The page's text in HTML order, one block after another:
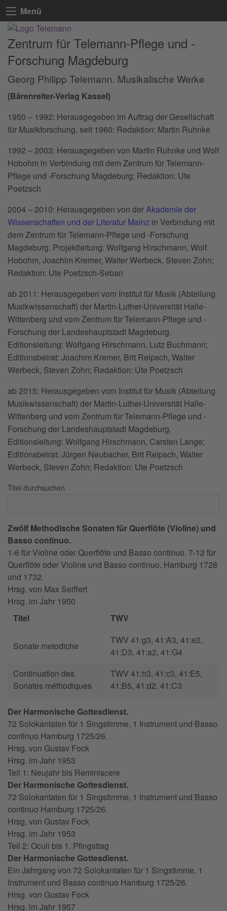
Menü
Zentrum für Telemann-Pflege und -
Forschung Magdeburg
Georg Philipp Telemann. Musikalische Werke
(Bärenreiter-Verlag Kassel)
1950 – 1992: Herausgegeben im Auftrag der Gesellschaft
für Musikforschung, seit 1960: Redaktion: Martin Ruhnke
1992 – 2003: Herausgegeben von Martin Ruhnke und Wolf
Hobohm in Verbindung mit dem Zentrum für Telemann-
Pflege und -Forschung Magdeburg; Redaktion: Ute
Poetzsch
2004 – 2010: Herausgegeben von derAkademie der
Wissenschaften und der Literatur Mainz in Verbindung mit
dem Zentrum für Telemann-Pflege und -Forschung
Magdeburg. Projektleitung: Wolfgang Hirschmann, Wolf
Hobohm, Joachim Kremer, Walter Werbeck, Steven Zohn;
Redaktion: Ute Poetzsch-Seban
ab 2011: Herausgegeben vom Institut für Musik (Abteilung
Musikwissenschaft) der Martin-Luther-Universität Halle-
Wittenberg und vom Zentrum für Telemann-Pflege und -
Forschung der Landeshauptstadt Magdeburg.
Editionsleitung: Wolfgang Hirschmann, Lutz Buchmann;
Editionsbeirat: Joachim Kremer, Brit Reipsch, Walter
Werbeck, Steven Zohn; Redaktion: Ute Poetzsch
ab 2015: Herausgegeben vom Institut für Musik (Abteilung
Musikwissenschaft) der Martin-Luther-Universität Halle-
Wittenberg und vom Zentrum für Telemann-Pflege und -
Forschung der Landeshauptstadt Magdeburg.
Editionsleitung: Wolfgang Hirschmann, Carsten Lange;
Editionsbeirat: Jürgen Neubacher, Brit Reipsch, Walter
Werbeck, Steven Zohn; Redaktion: Ute Poetzsch
Titel durchsuchen
Zwölf Methodische Sonaten für Querflöte (Violine) und
Basso continuo.
1-6 für Violine oder Querflöte und Basso continuo. 7-12 für
Querflöte oder Violine und Basso continuo. Hamburg 1728
und 1732.
Hrsg. von Max Seiffert
Hrsg. im Jahr 1950
Titel
TWV
Sonate metodiche
TWV 41:g3, 41:A3, 41:e2,
41:D3, 41:a2, 41:G4
Continuation des
Sonates méthodiques
TWV 41:h3, 41:c3, 41:E5,
41:B5, 41:d2, 41:C3
Der Harmonische Gottesdienst.
72 Solokantaten für 1 Singstimme, 1 Instrument und Basso
continuo Hamburg 1725/26.
Hrsg. von Gustav Fock
Hrsg. im Jahr 1953
Teil 1: Neujahr bis Reminiscere
Der Harmonische Gottesdienst.
72 Solokantaten für 1 Singstimme, 1 Instrument und Basso
continuo Hamburg 1725/26.
Hrsg. von Gustav Fock
Hrsg. im Jahr 1953
Teil 2: Oculi bis 1. Pfingsttag
Der Harmonische Gottesdienst.
Ein Jahrgang von 72 Solokantaten für 1 Singstimme, 1
Instrument und Basso continuo Hamburg 1725/26.
Hrsg. von Gustav Fock
Hrsg. im Jahr 1957